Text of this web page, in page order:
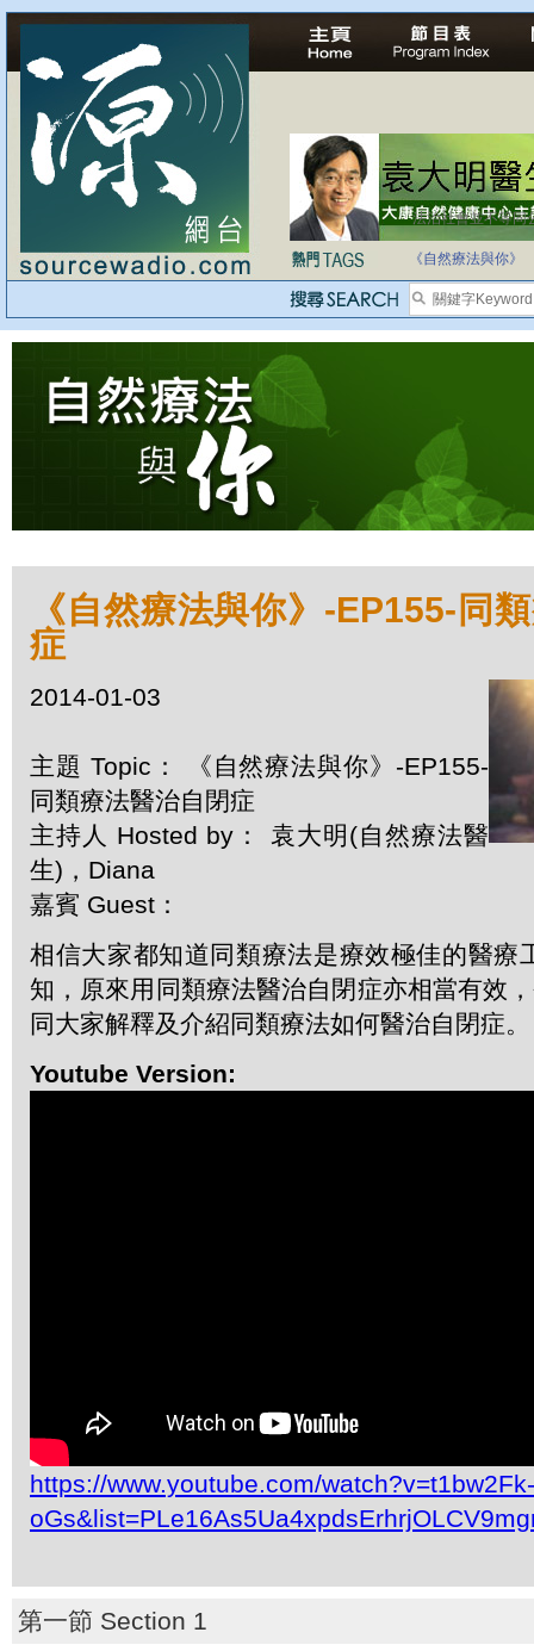
法治社會並不等同
《自然療法與你》
《自然療法與你》-EP155-同
症
2014-01-03
主題 Topic： 《自然療法與你》-EP155-
同類療法醫治自閉症
主持人 Hosted by： 袁大明(自然療法醫
生)，Diana
嘉賓 Guest：
相信大家都知道同類療法是療效極佳的醫療
知，原來用同類療法醫治自閉症亦相當有效
同大家解釋及介紹同類療法如何醫治自閉症。
Youtube Version:
https://www.youtube.com/watch?v=t1bw2Fk-
第一節 Section 1